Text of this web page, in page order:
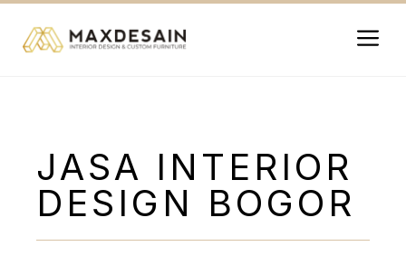
JASA INTERIOR
DESIGN BOGOR